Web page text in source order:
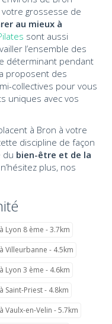
grossesse de
au mieux à
sont aussi
l’ensemble des
déterminant pendant
proposent des
collectives pour vous
uniques avec vos
à Bron à votre
discipline de façon
du bien-être et de la
plus, nos
Lyon 8 ème - 3.7km
Villeurbanne - 4.5km
Lyon 3 ème - 4.6km
Saint-Priest - 4.8km
Vaulx-en-Velin - 5.7km